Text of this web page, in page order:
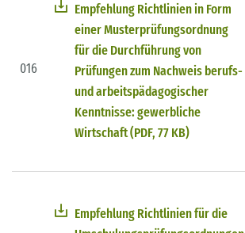
016
Empfehlung Richtlinien in Form
einer Musterprüfungsordnung
für die Durchführung von
Prüfungen zum Nachweis berufs-
und arbeitspädagogischer
Kenntnisse: gewerbliche
Wirtschaft (PDF, 77 KB)
Empfehlung Richtlinien für die